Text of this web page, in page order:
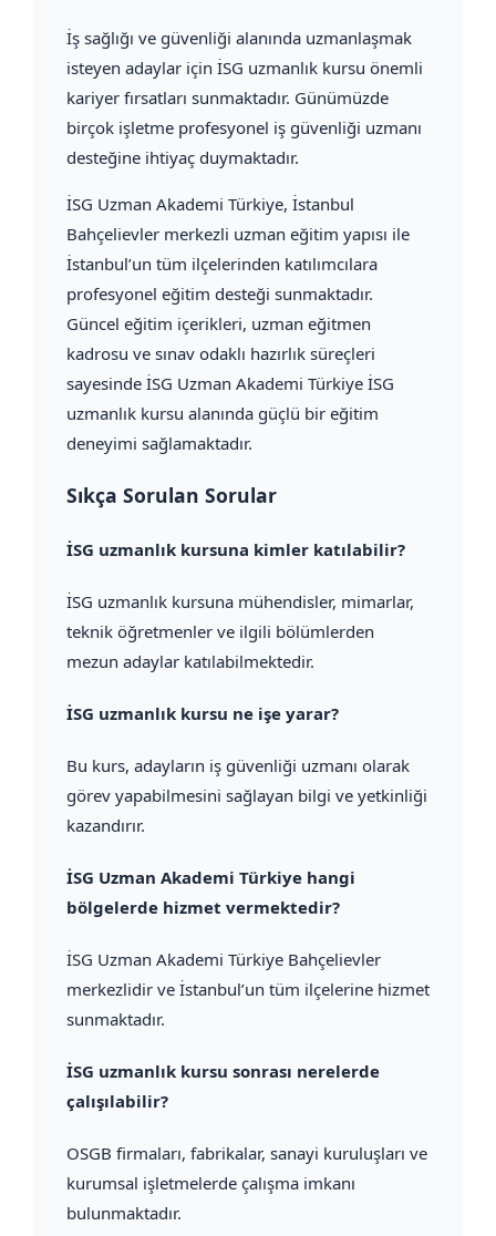
İş sağlığı ve güvenliği alanında uzmanlaşmak
isteyen adaylar için İSG uzmanlık kursu önemli
kariyer fırsatları sunmaktadır. Günümüzde
birçok işletme profesyonel iş güvenliği uzmanı
desteğine ihtiyaç duymaktadır.
İSG Uzman Akademi Türkiye, İstanbul
Bahçelievler merkezli uzman eğitim yapısı ile
İstanbul’un tüm ilçelerinden katılımcılara
profesyonel eğitim desteği sunmaktadır.
Güncel eğitim içerikleri, uzman eğitmen
kadrosu ve sınav odaklı hazırlık süreçleri
sayesinde İSG Uzman Akademi Türkiye İSG
uzmanlık kursu alanında güçlü bir eğitim
deneyimi sağlamaktadır.
Sıkça Sorulan Sorular
İSG uzmanlık kursuna kimler katılabilir?
İSG uzmanlık kursuna mühendisler, mimarlar,
teknik öğretmenler ve ilgili bölümlerden
mezun adaylar katılabilmektedir.
İSG uzmanlık kursu ne işe yarar?
Bu kurs, adayların iş güvenliği uzmanı olarak
görev yapabilmesini sağlayan bilgi ve yetkinliği
kazandırır.
İSG Uzman Akademi Türkiye hangi
bölgelerde hizmet vermektedir?
İSG Uzman Akademi Türkiye Bahçelievler
merkezlidir ve İstanbul’un tüm ilçelerine hizmet
sunmaktadır.
İSG uzmanlık kursu sonrası nerelerde
çalışılabilir?
OSGB firmaları, fabrikalar, sanayi kuruluşları ve
kurumsal işletmelerde çalışma imkanı
bulunmaktadır.